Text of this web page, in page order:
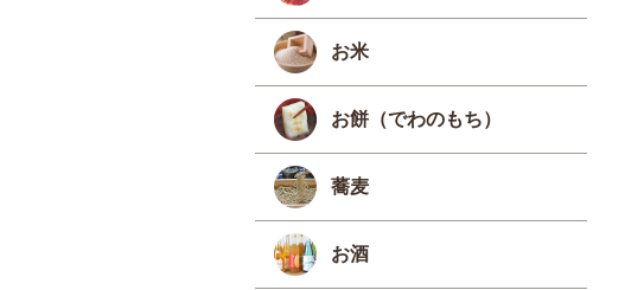
お米
お餅（でわのもち）
蕎麦
お酒